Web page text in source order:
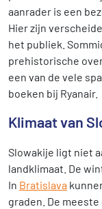
aanrader is een
Hier zijn
het publiek.
prehistorische
een van de vele
boeken bij Ryanair.
Klimaat van
Slowakije ligt niet
landklimaat. De
In Bratislava
graden. De